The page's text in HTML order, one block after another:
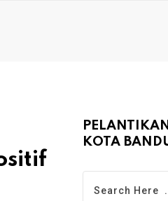
KOTA